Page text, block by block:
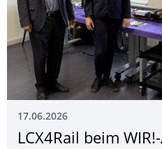
17.06.2026
LCX4Rail beim